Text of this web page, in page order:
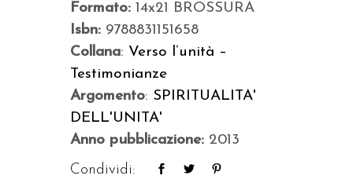
Formato: 14x21 BROSSURA
Isbn: 9788831151658
Collana: Verso l’unità –
Testimonianze
Argomento: SPIRITUALITA'
DELL'UNITA'
Anno pubblicazione: 2013
Condividi: